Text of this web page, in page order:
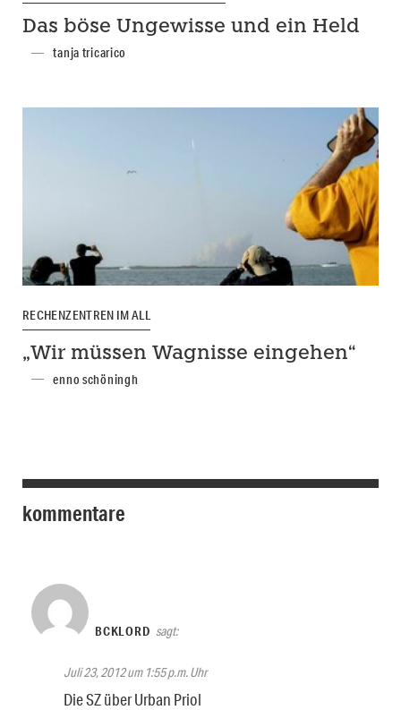
Das böse Ungewisse und ein Held
tanja tricarico
RECHENZENTREN IM ALL
„Wir müssen Wagnisse eingehen“
enno schöningh
kommentare
BCKLORD sagt:
Juli 23, 2012 um 1:55 p.m. Uhr
Die SZ über Urban Priol